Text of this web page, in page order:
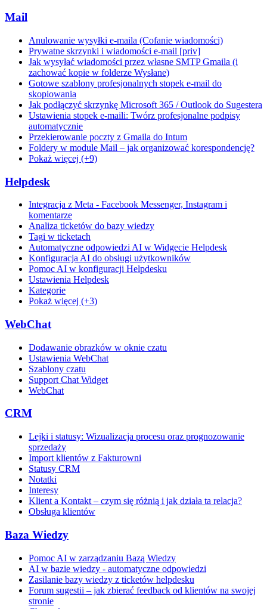
Mail
Anulowanie wysyłki e-maila (Cofanie wiadomości)
Prywatne skrzynki i wiadomości e-mail [priv]
Jak wysyłać wiadomości przez własne SMTP Gmaila (i
zachować kopie w folderze Wysłane)
Gotowe szablony profesjonalnych stopek e-mail do
skopiowania
Jak podłączyć skrzynkę Microsoft 365 / Outlook do Sugestera
Ustawienia stopek e-maili: Twórz profesjonalne podpisy
automatycznie
Przekierowanie poczty z Gmaila do Intum
Foldery w module Mail – jak organizować korespondencję?
Pokaż więcej (+9)
Helpdesk
Integracja z Meta - Facebook Messenger, Instagram i
komentarze
Analiza ticketów do bazy wiedzy
Tagi w ticketach
Automatyczne odpowiedzi AI w Widgecie Helpdesk
Konfiguracja AI do obsługi użytkowników
Pomoc AI w konfiguracji Helpdesku
Ustawienia Helpdesk
Kategorie
Pokaż więcej (+3)
WebChat
Dodawanie obrazków w oknie czatu
Ustawienia WebChat
Szablony czatu
Support Chat Widget
WebChat
CRM
Lejki i statusy: Wizualizacja procesu oraz prognozowanie
sprzedaży
Import klientów z Fakturowni
Statusy CRM
Notatki
Interesy
Klient a Kontakt – czym się różnią i jak działa ta relacja?
Obsługa klientów
Baza Wiedzy
Pomoc AI w zarządzaniu Bazą Wiedzy
AI w bazie wiedzy - automatyczne odpowiedzi
Zasilanie bazy wiedzy z ticketów helpdesku
Forum sugestii – jak zbierać feedback od klientów na swojej
stronie